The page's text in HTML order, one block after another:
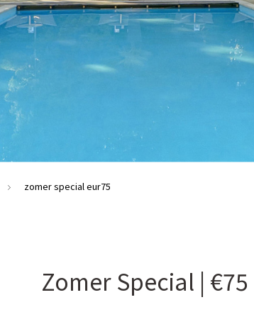
zomer special eur75
Zomer Special | €75